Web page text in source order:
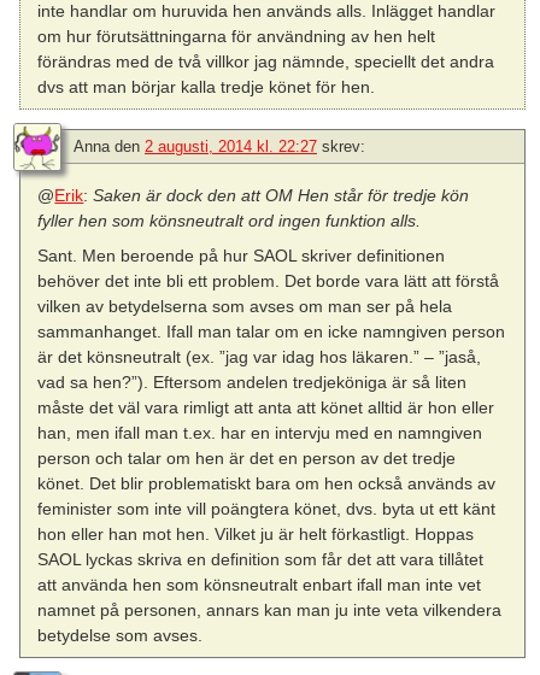
inte handlar om huruvida hen används alls. Inlägget handlar
om hur förutsättningarna för användning av hen helt
förändras med de två villkor jag nämnde, speciellt det andra
dvs att man börjar kalla tredje könet för hen.
Annaden 2 augusti, 2014 kl. 22:27 skrev:
@Erik:Saken är dock den att OM Hen står för tredje kön
fyller hen som könsneutralt ord ingen funktion alls.
Sant. Men beroende på hur SAOL skriver definitionen
behöver det inte bli ett problem. Det borde vara lätt att förstå
vilken av betydelserna som avses om man ser på hela
sammanhanget. Ifall man talar om en icke namngiven person
är det könsneutralt (ex. ”jag var idag hos läkaren.” – ”jaså,
vad sa hen?”). Eftersom andelen tredjeköniga är så liten
måste det väl vara rimligt att anta att könet alltid är hon eller
han, men ifall man t.ex. har en intervju med en namngiven
person och talar om hen är det en person av det tredje
könet. Det blir problematiskt bara om hen också används av
feminister som inte vill poängtera könet, dvs. byta ut ett känt
hon eller han mot hen. Vilket ju är helt förkastligt. Hoppas
SAOL lyckas skriva en definition som får det att vara tillåtet
att använda hen som könsneutralt enbart ifall man inte vet
namnet på personen, annars kan man ju inte veta vilkendera
betydelse som avses.